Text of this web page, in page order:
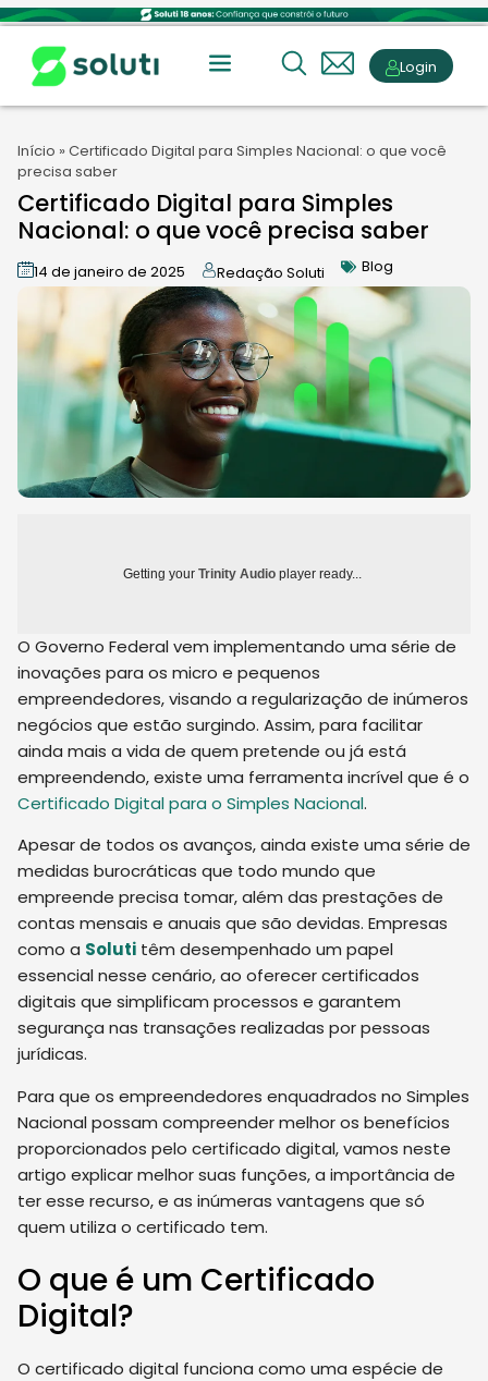
Login
Início » Certificado Digital para Simples Nacional: o que você
precisa saber
Certificado Digital para Simples
Nacional: o que você precisa saber
14 de janeiro de 2025 Redação Soluti Blog
Getting your Trinity Audio player ready...
O Governo Federal vem implementando uma série de
inovações para os micro e pequenos
empreendedores, visando a regularização de inúmeros
negócios que estão surgindo. Assim, para facilitar
ainda mais a vida de quem pretende ou já está
empreendendo, existe uma ferramenta incrível que é o
Certificado Digital para o Simples Nacional.
Apesar de todos os avanços, ainda existe uma série de
medidas burocráticas que todo mundo que
empreende precisa tomar, além das prestações de
contas mensais e anuais que são devidas. Empresas
como a Soluti têm desempenhado um papel
essencial nesse cenário, ao oferecer certificados
digitais que simplificam processos e garantem
segurança nas transações realizadas por pessoas
jurídicas.
Para que os empreendedores enquadrados no Simples
Nacional possam compreender melhor os benefícios
proporcionados pelo certificado digital, vamos neste
artigo explicar melhor suas funções, a importância de
ter esse recurso, e as inúmeras vantagens que só
quem utiliza o certificado tem.
O que é um Certificado
Digital?
O certificado digital funciona como uma espécie de